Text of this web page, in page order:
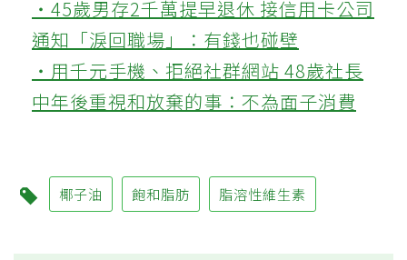
‧45歲男存2千萬提早退休 接信用卡公司
通知「淚回職場」：有錢也碰壁
‧用千元手機、拒絕社群網站 48歲社長
中年後重視和放棄的事：不為面子消費
椰子油 飽和脂肪 脂溶性維生素